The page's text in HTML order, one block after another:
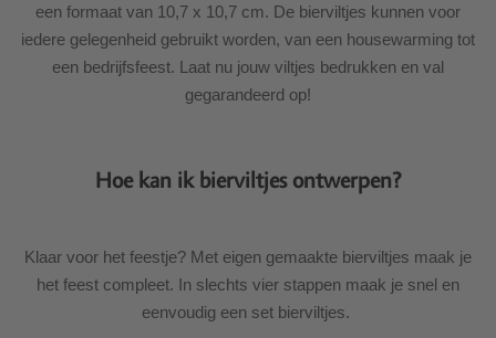
een formaat van 10,7 x 10,7 cm. De bierviltjes kunnen voor
iedere gelegenheid gebruikt worden, van een housewarming tot
een bedrijfsfeest. Laat nu jouw viltjes bedrukken en val
gegarandeerd op!
Hoe kan ik bierviltjes ontwerpen?
Klaar voor het feestje? Met eigen gemaakte bierviltjes maak je
het feest compleet. In slechts vier stappen maak je snel en
eenvoudig een set bierviltjes.